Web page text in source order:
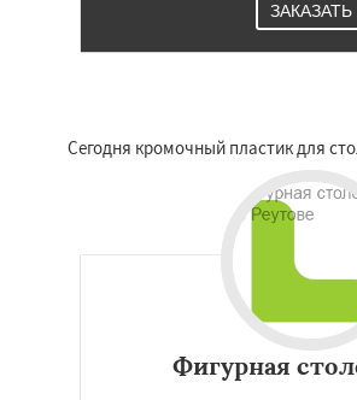
ЗАКАЗАТЬ
Сегодня кромочный пластик для
Фигурная